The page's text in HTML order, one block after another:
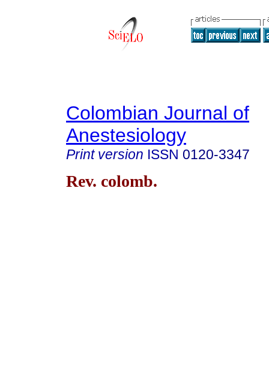
Colombian Journal of
Anestesiology
Print version ISSN 0120-3347
Rev. colomb.